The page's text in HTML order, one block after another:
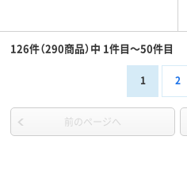
126件（290商品）中 1件目～50件目
1 2
前のページへ